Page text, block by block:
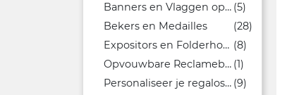
Banners en Vlaggen op maat voor uw evenement (5)
Bekers en Medailles
(28)
Expositors en Folderhouders (8)
Opvouwbare Reclamebalies voor Evenementen (1)
Personaliseer je regalos met de Nederlandse vlag (9)